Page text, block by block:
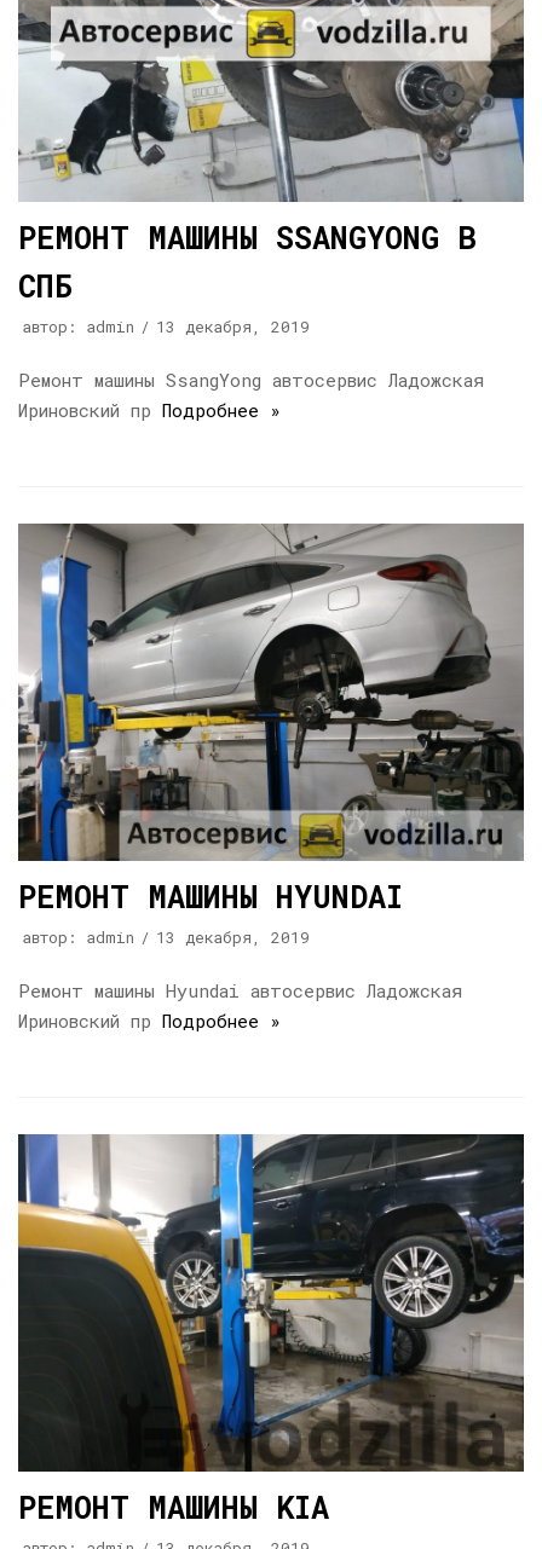
РЕМОНТ МАШИНЫ SSANGYONG В
СПБ
автор: admin 13 декабря, 2019
Ремонт машины SsangYong автосервис Ладожская
Ириновский пр Подробнее »
РЕМОНТ МАШИНЫ HYUNDAI
автор: admin 13 декабря, 2019
Ремонт машины Hyundai автосервис Ладожская
Ириновский пр Подробнее »
РЕМОНТ МАШИНЫ KIA